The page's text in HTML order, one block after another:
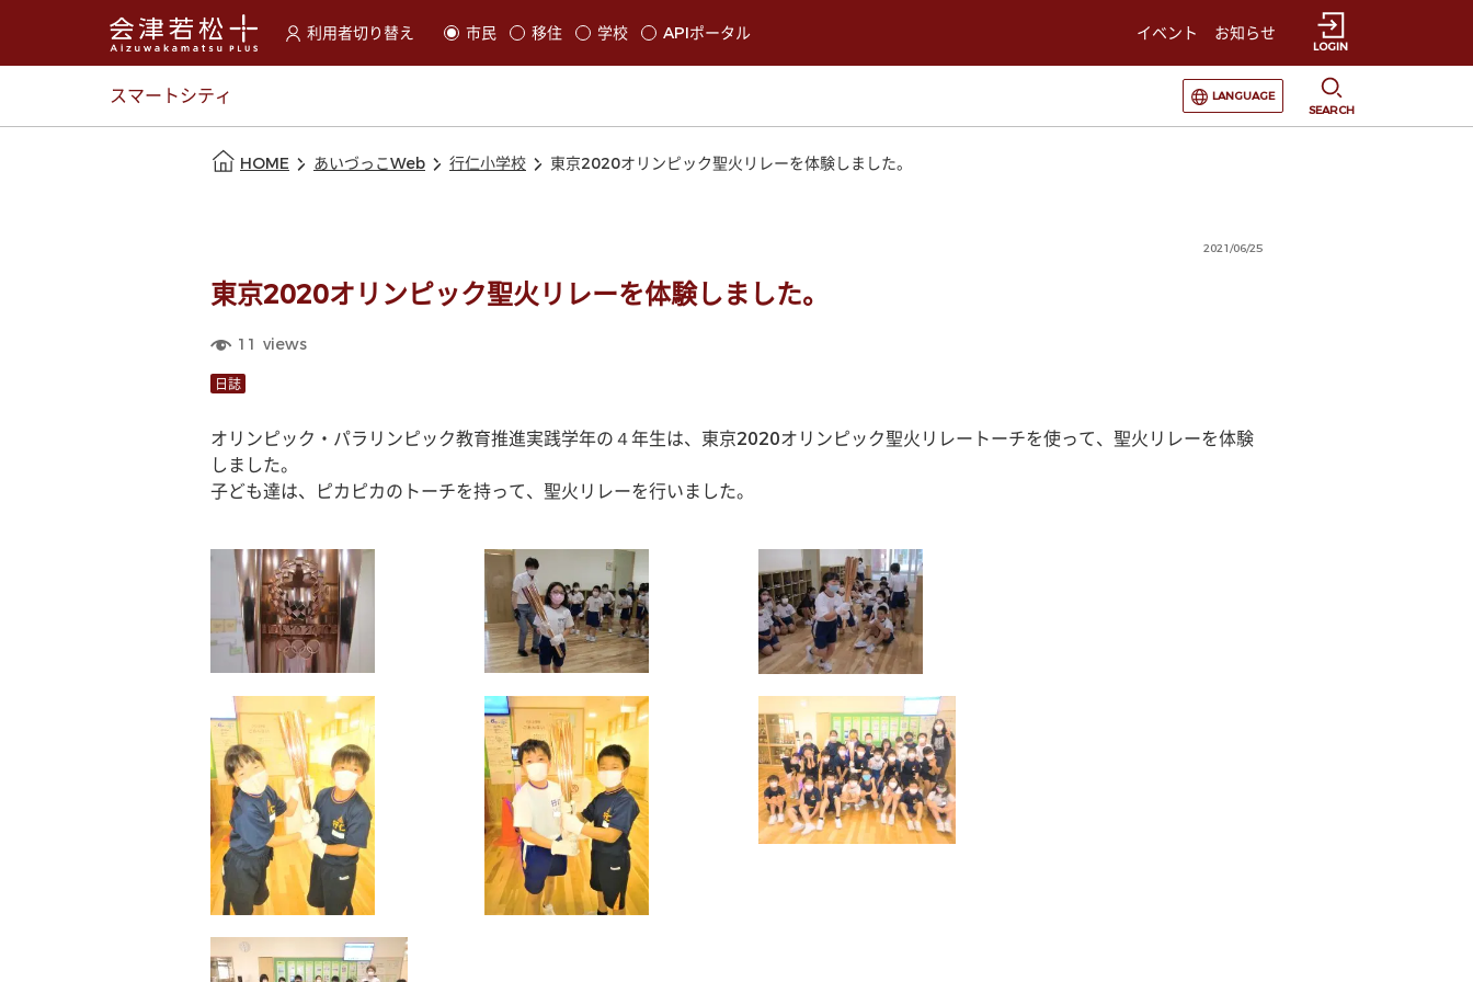
利用者切り替え
選択すると利用者の切替が発生します
市民 移住 学校 APIポータル イベント お知らせ
LOGIN
スマートシティ
選択すると言語の切替が発生します
LANGUAGE
SEARCH
HOME あいづっこWeb 行仁小学校 東京2020オリンピック聖火リレーを体験しました。
2021/06/25
東京2020オリンピック聖火リレーを体験しました。
11 views
日誌
オリンピック・パラリンピック教育推進実践学年の４年生は、東京2020オリンピック聖火リレートーチを使って、聖火リレーを体験
しました。
子ども達は、ピカピカのトーチを持って、聖火リレーを行いました。